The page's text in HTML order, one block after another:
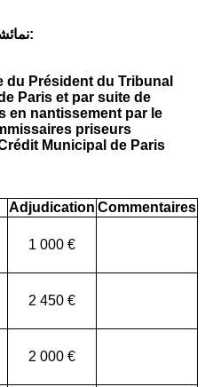
نمائشون:
Président du Tribunal
Paris et par suite de
en nantissement par le
priseurs
Municipal de Paris
Adjudication Commentaires
1 000 €
2 450 €
2 000 €